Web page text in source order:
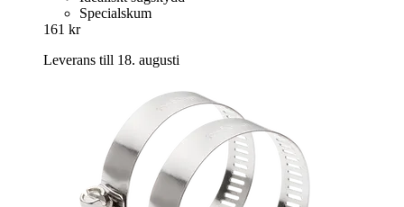
Specialskum
161 kr
Leverans till 18. augusti